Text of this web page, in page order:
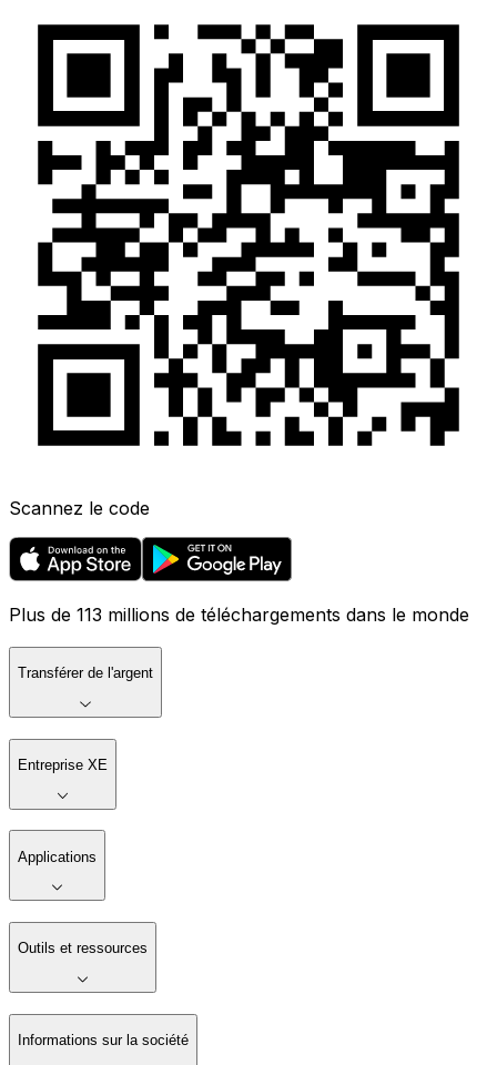
Scannez le code
Plus de 113 millions de téléchargements dans le monde
Transférer de l'argent
Entreprise XE
Applications
Outils et ressources
Informations sur la société